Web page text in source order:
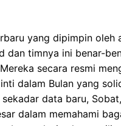
yang dipimpin oleh
dan timnya ini benar-
secara resmi
dalam Bulan yang
data baru,
dalam memahami